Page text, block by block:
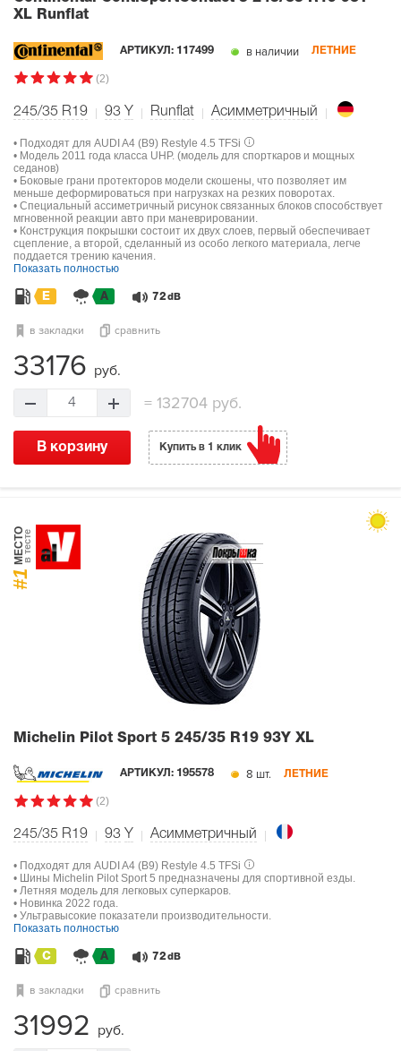
XL Runflat
АРТИКУЛ: 117499 в наличии ЛЕТНИЕ
(2)
245/35 R19 93 Y Runflat Асимметричный
• Подходят для AUDI A4 (B9) Restyle 4.5 TFSi
• Модель 2011 года класса UHP. (модель для спорткаров и мощных
седанов)
• Боковые грани протекторов модели скошены, что позволяет им
меньше деформироваться при нагрузках на резких поворотах.
• Специальный ассиметричный рисунок связанных блоков способствует
мгновенной реакции авто при маневрировании.
• Конструкция покрышки состоит их двух слоев, первый обеспечивает
сцепление, а второй, сделанный из особо легкого материала, легче
поддается трению качения.
Показать полностью
E A 72 dB
в закладки сравнить
33176 руб.
4 = 132704 руб.
В корзину Купить в 1 клик
#1
МЕСТОв тесте
Michelin Pilot Sport 5 245/35 R19 93Y XL
АРТИКУЛ: 195578 8 шт. ЛЕТНИЕ
(2)
245/35 R19 93 Y Асимметричный
• Подходят для AUDI A4 (B9) Restyle 4.5 TFSi
• Шины Michelin Pilot Sport 5 предназначены для спортивной езды.
• Летняя модель для легковых суперкаров.
• Новинка 2022 года.
• Ультравысокие показатели производительности.
Показать полностью
C A 72 dB
в закладки сравнить
31992 руб.